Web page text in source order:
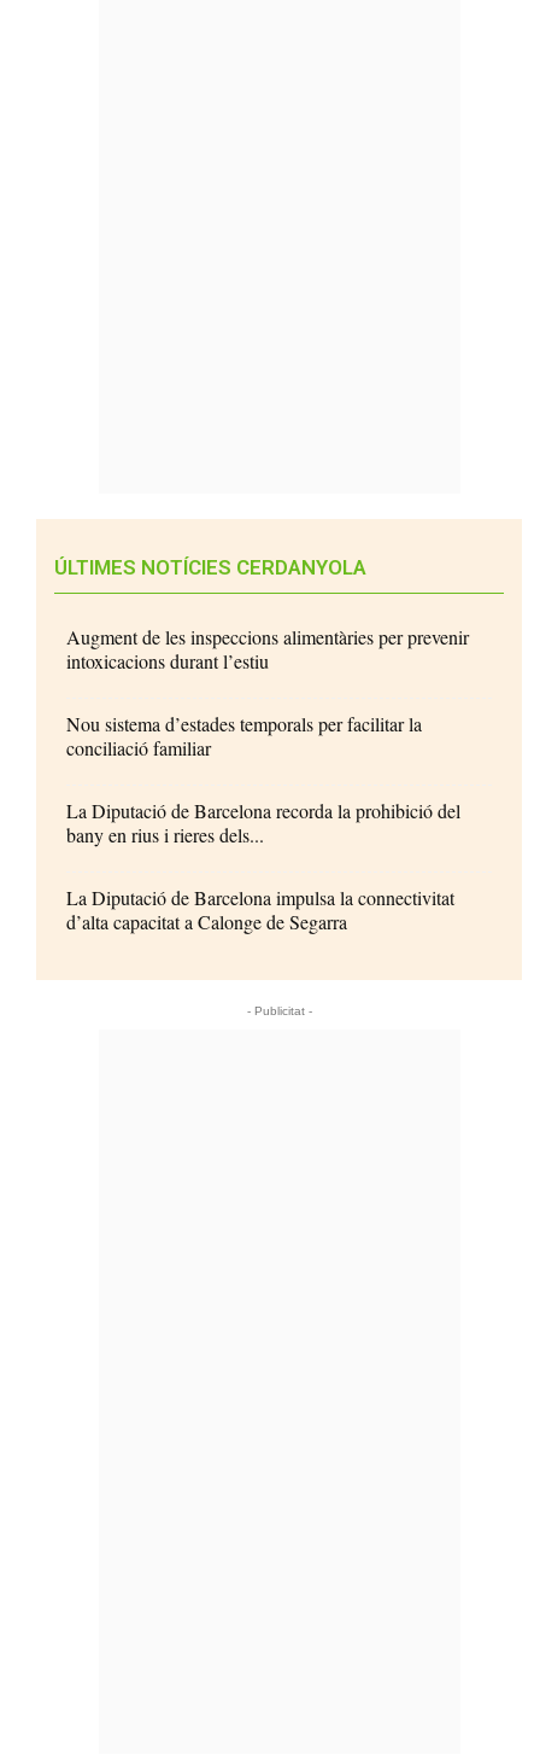
ÚLTIMES NOTÍCIES CERDANYOLA
Augment de les inspeccions alimentàries per prevenir
intoxicacions durant l’estiu
Nou sistema d’estades temporals per facilitar la
conciliació familiar
La Diputació de Barcelona recorda la prohibició del
bany en rius i rieres dels...
La Diputació de Barcelona impulsa la connectivitat
d’alta capacitat a Calonge de Segarra
- Publicitat -